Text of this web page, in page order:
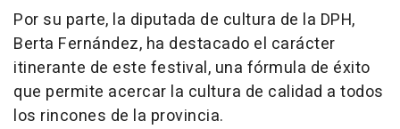
Por su parte, la diputada de cultura de la DPH,
Berta Fernández, ha destacado el carácter
itinerante de este festival, una fórmula de éxito
que permite acercar la cultura de calidad a todos
los rincones de la provincia.